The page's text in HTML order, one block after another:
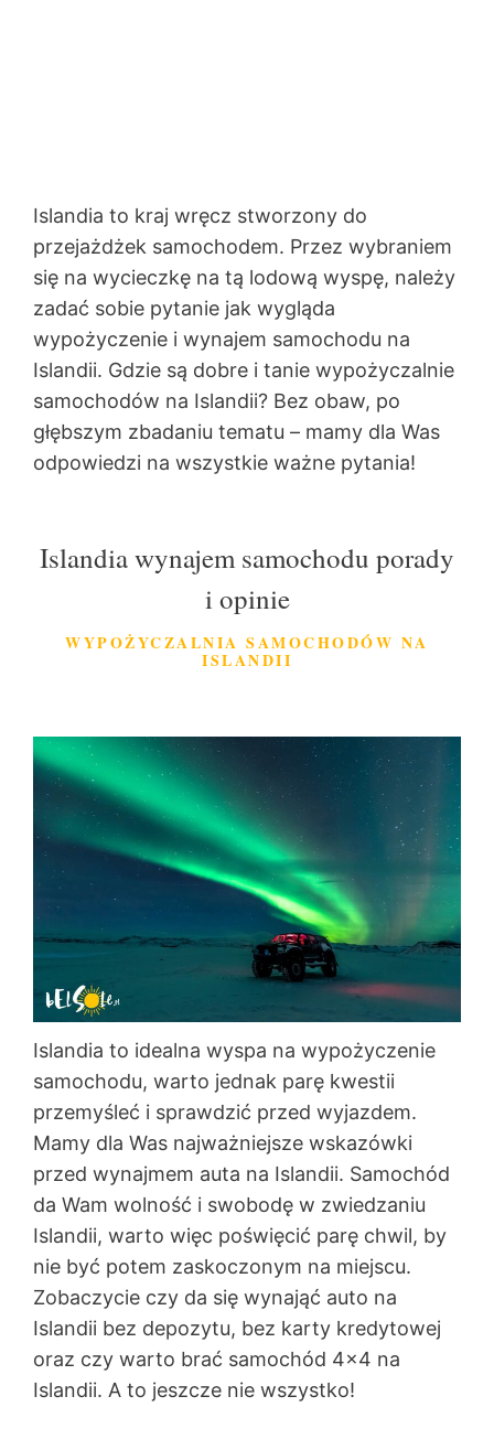
Islandia to kraj wręcz stworzony do
przejażdżek samochodem. Przez wybraniem
się na wycieczkę na tą lodową wyspę, należy
zadać sobie pytanie jak wygląda
wypożyczenie i wynajem samochodu na
Islandii. Gdzie są dobre i tanie wypożyczalnie
samochodów na Islandii? Bez obaw, po
głębszym zbadaniu tematu – mamy dla Was
odpowiedzi na wszystkie ważne pytania!
Islandia wynajem samochodu porady
i opinie
WYPOŻYCZALNIA SAMOCHODÓW NA
ISLANDII
Islandia to idealna wyspa na wypożyczenie
samochodu, warto jednak parę kwestii
przemyśleć i sprawdzić przed wyjazdem.
Mamy dla Was najważniejsze wskazówki
przed wynajmem auta na Islandii. Samochód
da Wam wolność i swobodę w zwiedzaniu
Islandii, warto więc poświęcić parę chwil, by
nie być potem zaskoczonym na miejscu.
Zobaczycie czy da się wynająć auto na
Islandii bez depozytu, bez karty kredytowej
oraz czy warto brać samochód 4×4 na
Islandii. A to jeszcze nie wszystko!